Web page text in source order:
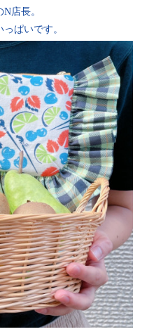
店長。
ぱいです。